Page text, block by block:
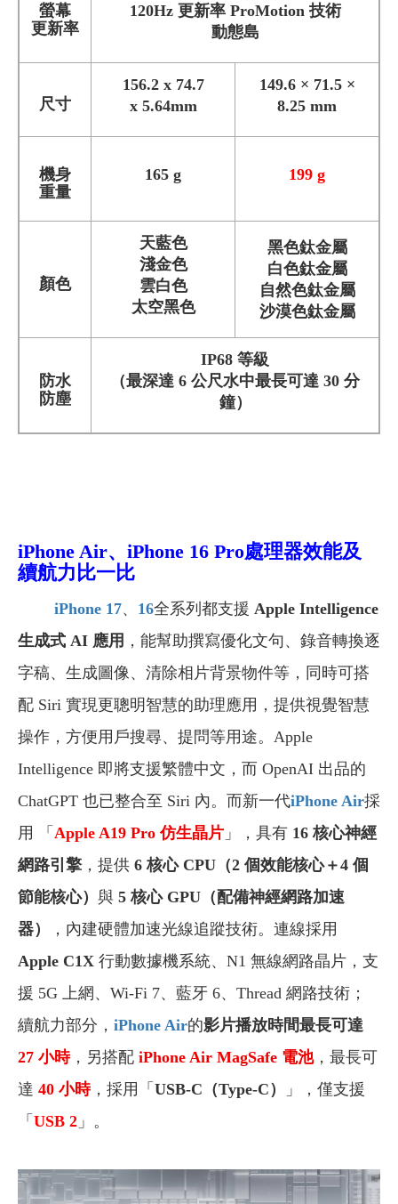
螢幕
更新率
120Hz 更新率 ProMotion 技術
動態島
尺寸
156.2 x 74.7
x 5.64mm
149.6 × 71.5 ×
8.25 mm
機身
重量
165 g 199 g
顏色
天藍色
淺金色
雲白色
太空黑色
黑色鈦金屬
白色鈦金屬
自然色鈦金屬
沙漠色鈦金屬
防水
防塵
IP68 等級
（最深達 6 公尺水中最長可達 30 分
鐘）
iPhone Air、iPhone 16 Pro處理器效能及
續航力比一比
iPhone 17、 16全系列都支援 Apple Intelligence
生成式 AI 應用 ，能幫助撰寫優化文句、錄音轉換逐
字稿、生成圖像、清除相片背景物件等，同時可搭
配 Siri 實現更聰明智慧的助理應用，提供視覺智慧
操作，方便用戶搜尋、提問等用途。Apple
Intelligence 即將支援繁體中文，而 OpenAI 出品的
ChatGPT 也已整合至 Siri 內。而新一代iPhone Air採
用 「 Apple A19 Pro仿生晶片 」，具有 16 核心神經
網路引擎，提供 6 核心 CPU（2 個效能核心＋4 個
節能核心） 與 5核心 GPU（配備神經網路加速
器）
，內建硬體加速光線追蹤技術。連線採用
Apple C1X 行動數據機系統、N1 無線網路晶片，支
援 5G 上網、Wi-Fi 7、藍牙 6、Thread 網路技術；
續航力部分， iPhone Air的影片播放時間最長可達
27 小時 ，另搭配 iPhone Air MagSafe 電池 ，最長可
達 40 小時 ，採用「 USB-C（Type-C）
」，僅支援
「 USB 2 」。